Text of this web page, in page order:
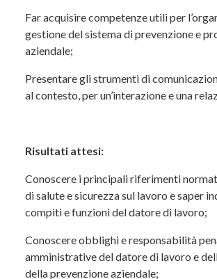
Illustrare il sistema istituzionale
prevenzione e il ruolo degli
gestire il sistema di prevenzione
aziendale;
un’interazione efficace.
Risultati attesi
Al termine del corso, i partecipanti
di:
conoscere la normativa
Far acquisire competenze utili per
gestione del sistema di prevenzione e
aziendale;
Presentare gli strumenti di
al contesto, per un’interazione e una
Risultati attesi:
Conoscere i principali riferimenti
di salute e sicurezza sul lavoro e saper
compiti e funzioni del datore di lavoro;
Conoscere obblighi e responsabilità
amministrative del datore di lavoro e
della prevenzione aziendale;